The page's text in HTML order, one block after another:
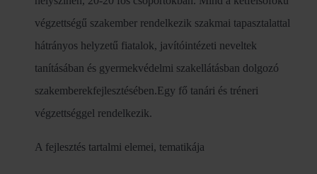
végzettségű szakember rendelkezik szakmai tapasztalattal
hátrányos helyzetű fiatalok, javítóintézeti neveltek
tanításában és gyermekvédelmi szakellátásban dolgozó
szakemberekfejlesztésében.Egy fő tanári és tréneri
végzettséggel rendelkezik.
A fejlesztés tartalmi elemei, tematikája